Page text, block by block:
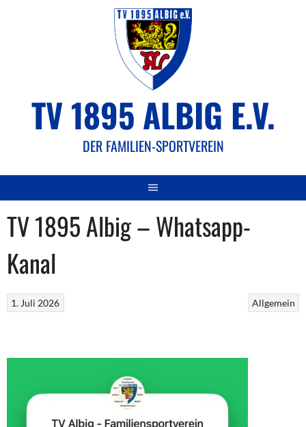
TV 1895 ALBIG E.V.
DER FAMILIEN-SPORTVEREIN
TV 1895 Albig – Whatsapp-
Kanal
Allgemein
1. Juli 2026